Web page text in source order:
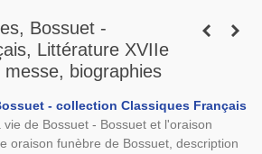
Bossuet -
Littérature XVIIe
biographies
- collection Classiques Français
de Bossuet - Bossuet et l'oraison
oraison funèbre de Bossuet, description